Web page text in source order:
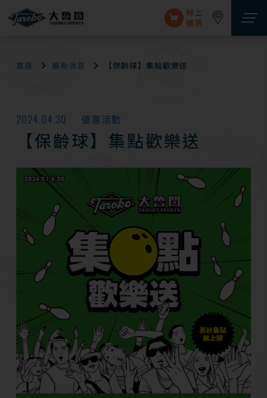
線上
購票
首頁 最新消息 【保齡球】集點歡樂送
2024.04.30 優惠活動
【保齡球】集點歡樂送